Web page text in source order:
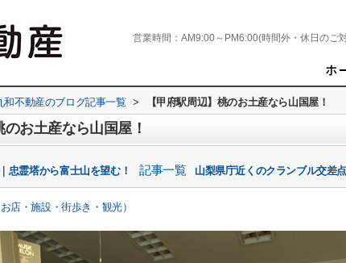
営業時間： AM9:00～PM6:00(時間外・休日のご
和不動産のブログ記事一覧 > 【甲府駅周辺】桃のお土産なら山国屋！
のお土産なら山国屋！
忠霊塔から富士山を望む！ 記事一覧 山梨県庁近くのクランブル交差
店・施設・街歩き・観光）